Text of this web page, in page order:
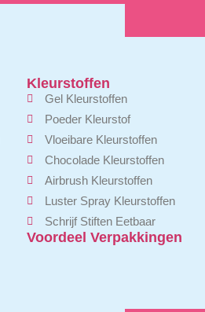
Kleurstoffen
Gel Kleurstoffen
Poeder Kleurstof
Vloeibare Kleurstoffen
Chocolade Kleurstoffen
Airbrush Kleurstoffen
Luster Spray Kleurstoffen
Schrijf Stiften Eetbaar
Voordeel Verpakkingen